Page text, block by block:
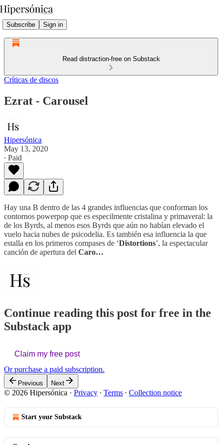
Subscribe Sign in
Read distraction-free on Substack
Críticas de discos
Ezrat - Carousel
Hipersónica
May 13, 2020
∙ Paid
Hay una B dentro de las 4 grandes influencias que conforman los
contornos powerpop que es especilmente cristalina y primaveral: la
de los Byrds, al menos esos Byrds que aún no habían elevado el
vuelo hacia nubes de psicodelia. Es también esa influencia la que
estalla en los primeros compases de ‘Distortions’, la espectacular
canción de apertura del Caro…
Continue reading this post for free in the
Substack app
Claim my free post
Or purchase a paid subscription.
Previous Next
© 2026 Hipersónica · Privacy ∙ Terms ∙ Collection notice
Start your Substack